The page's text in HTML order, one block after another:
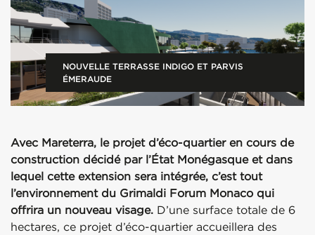
NOUVELLE TERRASSE INDIGO ET PARVIS
ÉMERAUDE
Avec Mareterra, le projet d’éco-quartier en cours de
construction décidé par l’État Monégasque et dans
lequel cette extension sera intégrée, c’est tout
l’environnement du Grimaldi Forum Monaco qui
offrira un nouveau visage. D’une surface totale de 6
hectares, ce projet d’éco-quartier accueillera des